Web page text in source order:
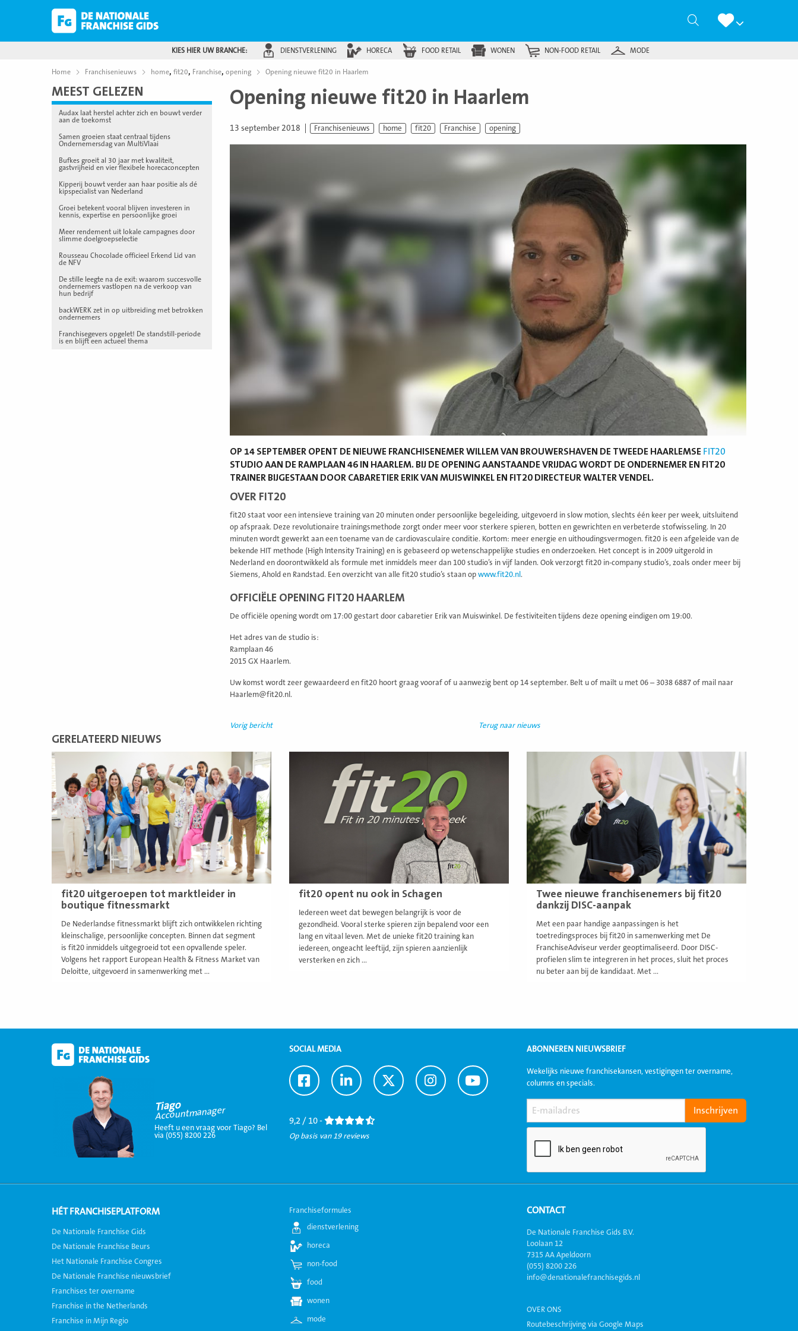
Zoeken
KIES HIER UW BRANCHE: DIENSTVERLENING HORECA FOOD RETAIL WONEN NON-FOOD RETAIL MODE
Home Franchisenieuws home, fit20, Franchise, opening Opening nieuwe fit20 in Haarlem
MEEST GELEZEN
Audax laat herstel achter zich en bouwt verder
aan de toekomst
Samen groeien staat centraal tijdens
Ondernemersdag van MultiVlaai
Bufkes groeit al 30 jaar met kwaliteit,
gastvrijheid en vier flexibele horecaconcepten
Kipperij bouwt verder aan haar positie als dé
kipspecialist van Nederland
Groei betekent vooral blijven investeren in
kennis, expertise en persoonlijke groei
Meer rendement uit lokale campagnes door
slimme doelgroepselectie
Rousseau Chocolade officieel Erkend Lid van
de NFV
De stille leegte na de exit: waarom succesvolle
ondernemers vastlopen na de verkoop van
hun bedrijf
backWERK zet in op uitbreiding met betrokken
ondernemers
Franchisegevers opgelet! De standstill-periode
is en blijft een actueel thema
Opening nieuwe fit20 in Haarlem
13 september 2018 Franchisenieuws home fit20 Franchise opening
OP 14 SEPTEMBER OPENT DE NIEUWE FRANCHISENEMER WILLEM VAN BROUWERSHAVEN DE TWEEDE HAARLEMSE FIT20
STUDIO AAN DE RAMPLAAN 46 IN HAARLEM. BIJ DE OPENING AANSTAANDE VRIJDAG WORDT DE ONDERNEMER EN FIT20
TRAINER BIJGESTAAN DOOR CABARETIER ERIK VAN MUISWINKEL EN FIT20 DIRECTEUR WALTER VENDEL.
OVER FIT20
fit20 staat voor een intensieve training van 20 minuten onder persoonlijke begeleiding, uitgevoerd in slow motion, slechts één keer per week, uitsluitend
op afspraak. Deze revolutionaire trainingsmethode zorgt onder meer voor sterkere spieren, botten en gewrichten en verbeterde stofwisseling. In 20
minuten wordt gewerkt aan een toename van de cardiovasculaire conditie. Kortom: meer energie en uithoudingsvermogen. fit20 is een afgeleide van de
bekende HIT methode (High Intensity Training) en is gebaseerd op wetenschappelijke studies en onderzoeken. Het concept is in 2009 uitgerold in
Nederland en doorontwikkeld als formule met inmiddels meer dan 100 studio’s in vijf landen. Ook verzorgt fit20 in-company studio’s, zoals onder meer bij
Siemens, Ahold en Randstad. Een overzicht van alle fit20 studio’s staan op www.fit20.nl .
OFFICIËLE OPENING FIT20 HAARLEM
De officiële opening wordt om 17:00 gestart door cabaretier Erik van Muiswinkel. De festiviteiten tijdens deze opening eindigen om 19:00.
Het adres van de studio is:
Ramplaan 46
2015 GX Haarlem.
Uw komst wordt zeer gewaardeerd en fit20 hoort graag vooraf of u aanwezig bent op 14 september. Belt u of mailt u met 06 – 3038 6887 of mail naar
Haarlem@fit20.nl.
Vorig bericht Terug naar nieuws
GERELATEERD NIEUWS
fit20 uitgeroepen tot marktleider in
boutique fitnessmarkt
De Nederlandse fitnessmarkt blijft zich ontwikkelen richting
kleinschalige, persoonlijke concepten. Binnen dat segment
is fit20 inmiddels uitgegroeid tot een opvallende speler.
Volgens het rapport European Health & Fitness Market van
Deloitte, uitgevoerd in samenwerking met ...
Lees
meer
fit20 opent nu ook in Schagen
Iedereen weet dat bewegen belangrijk is voor de
gezondheid. Vooral sterke spieren zijn bepalend voor een
lang en vitaal leven. Met de unieke fit20 training kan
iedereen, ongeacht leeftijd, zijn spieren aanzienlijk
versterken en zich ...
Twee nieuwe franchisenemers bij fit20
dankzij DISC-aanpak
Met een paar handige aanpassingen is het
toetredingsproces bij fit20 in samenwerking met De
FranchiseAdviseur verder geoptimaliseerd. Door DISC-
profielen slim te integreren in het proces, sluit het proces
nu beter aan bij de kandidaat. Met ...
Tiago
Accountmanager
Heeft u een vraag voor Tiago? Bel
via (055) 8200 226
SOCIAL MEDIA
Ga
naar
Ga
naar
Ga
naar
Ga
naar
Ga
naar
9,2 / 10 -
Op basis van 19 reviews
ABONNEREN NIEUWSBRIEF
Wekelijks nieuwe franchisekansen, vestigingen ter overname,
columns en specials.
HÉT FRANCHISEPLATFORM
De Nationale Franchise Gids
De Nationale Franchise Beurs
Het Nationale Franchise Congres
De Nationale Franchise nieuwsbrief
Franchises ter overname
Franchise in the Netherlands
Franchise in Mijn Regio
Franchiseformules
dienstverlening
horeca
non-food
food
wonen
mode
CONTACT
De Nationale Franchise Gids B.V.
Loolaan 12
7315 AA Apeldoorn
(055) 8200 226
info@denationalefranchisegids.nl
OVER ONS
Routebeschrijving via Google Maps